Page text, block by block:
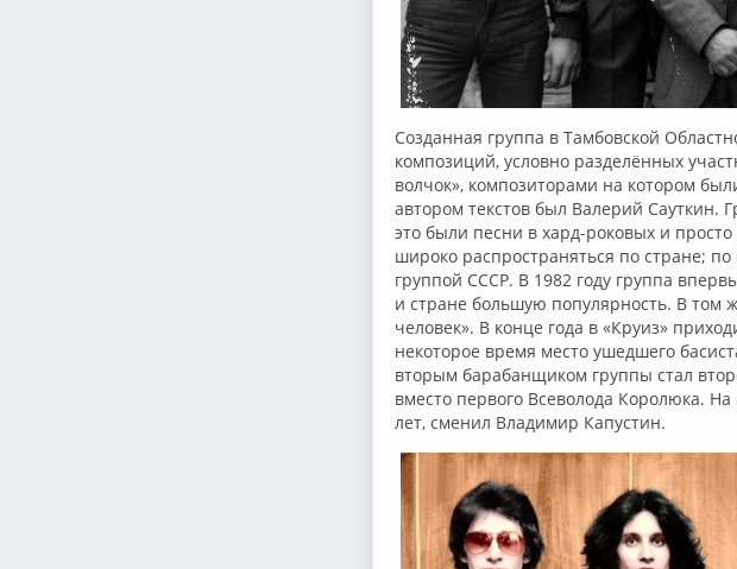
Созданная группа в Тамбовской
композиций, условно разделённых
волчок», композиторами на котором
автором текстов был Валерий Сауткин.
это были песни в хард-роковых и
широко распространяться по стране;
группой СССР. В 1982 году группа
и стране большую популярность. В том
человек». В конце года в «Круиз»
некоторое время место ушедшего
вторым барабанщиком группы стал
вместо первого Всеволода Королюка.
лет, сменил Владимир Капустин.